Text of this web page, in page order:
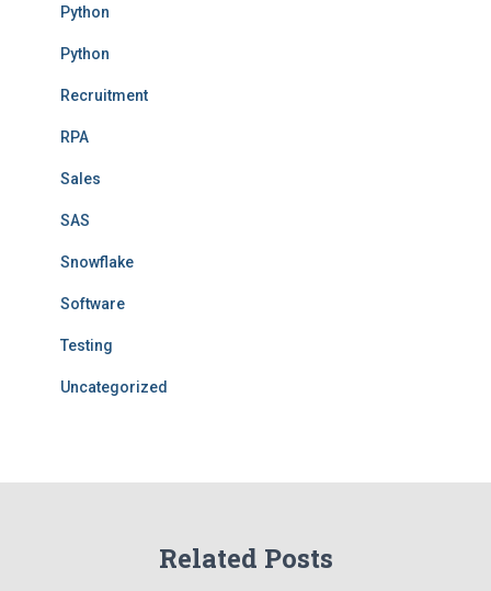
Python
Python
Recruitment
RPA
Sales
SAS
Snowflake
Software
Testing
Uncategorized
Related Posts